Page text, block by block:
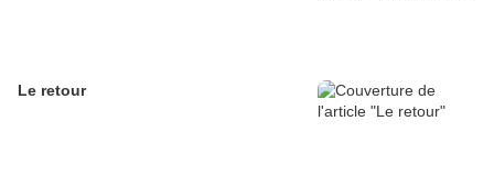
Le retour